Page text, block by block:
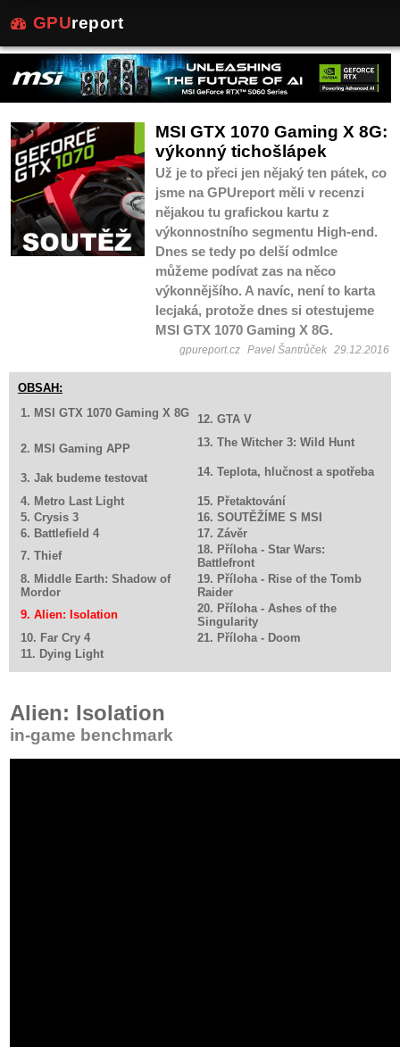
GPUreport
MSI GTX 1070 Gaming X 8G:
výkonný tichošlápek
Už je to přeci jen nějaký ten pátek, co
jsme na GPUreport měli v recenzi
nějakou tu grafickou kartu z
výkonnostního segmentu High-end.
Dnes se tedy po delší odmlce
můžeme podívat zas na něco
výkonnějšího. A navíc, není to karta
lecjaká, protože dnes si otestujeme
MSI GTX 1070 Gaming X 8G.
gpureport.cz Pavel Šantrůček 29.12.2016
OBSAH:
1. MSI GTX 1070 Gaming X 8G
12. GTA V
2. MSI Gaming APP 13. The Witcher 3: Wild Hunt
3. Jak budeme testovat 14. Teplota, hlučnost a spotřeba
4. Metro Last Light
15. Přetaktování
5. Crysis 3
16. SOUTĚŽÍME S MSI
6. Battlefield 4
17. Závěr
7. Thief
18. Příloha - Star Wars:
Battlefront
8. Middle Earth: Shadow of
Mordor
19. Příloha - Rise of the Tomb
Raider
9. Alien: Isolation
20. Příloha - Ashes of the
Singularity
10. Far Cry 4
21. Příloha - Doom
11. Dying Light
Alien: Isolation
in-game benchmark